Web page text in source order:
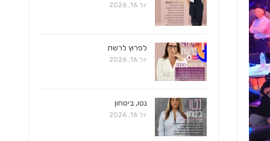
יול 16, 2026
לפרוץ לרשת
יול 16, 2026
נטו, ביטחון
יול 16, 2026